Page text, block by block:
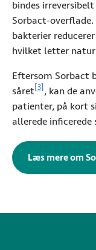
bindes
Sorbact-
bakterier
hvilket letter
Eftersom Sorbact
såret [3]
Se
, kan de
patienter, på kort
allerede inficerede
Læs mere om